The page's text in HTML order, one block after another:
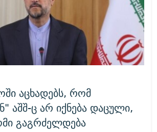
აცხადებს, რომ
აშშ-ც არ იქნება დაცული,
გაგრძელდება